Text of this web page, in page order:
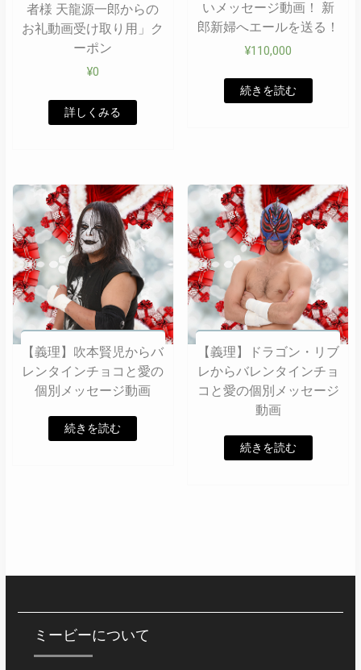
者様 天龍源一郎からの
お礼動画受け取り用」ク
ーポン
¥0
詳しくみる
いメッセージ動画！ 新
郎新婦へエールを送る！
¥110,000
続きを読む
【義理】吹本賢児からバ
レンタインチョコと愛の
個別メッセージ動画
続きを読む
【義理】ドラゴン・リブ
レからバレンタインチョ
コと愛の個別メッセージ
動画
続きを読む
ミービーについて